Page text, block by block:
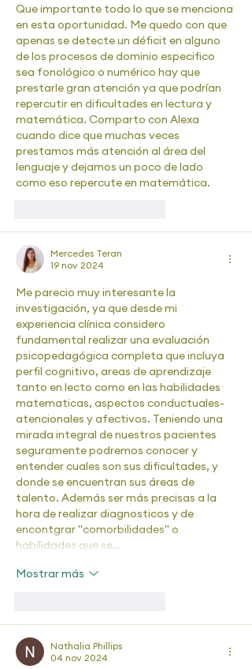
Que importante todo lo que se menciona
en esta oportunidad. Me quedo con que
apenas se detecte un déficit en alguno
de los procesos de dominio especifico
sea fonológico o numérico hay que
prestarle gran atención ya que podrían
repercutir en dificultades en lectura y
matemática. Comparto con Alexa
cuando dice que muchas veces
prestamos más atención al área del
lenguaje y dejamos un poco de lado
como eso repercute en matemática.
Mercedes Teran
19 nov 2024
Me parecio muy interesante la
investigación, ya que desde mi
experiencia clínica considero
fundamental realizar una evaluación
psicopedagógica completa que incluya
perfil cognitivo, areas de aprendizaje
tanto en lecto como en las habilidades
matematicas, aspectos conductuales-
atencionales y afectivos. Teniendo una
mirada integral de nuestros pacientes
seguramente podremos conocer y
entender cuales son sus dificultades, y
donde se encuentran sus áreas de
talento. Además ser más precisas a la
hora de realizar diagnosticos y de
encontgrar "comorbilidades" o
habilidades que se…
Mostrar más
Nathalia Phillips
04 nov 2024